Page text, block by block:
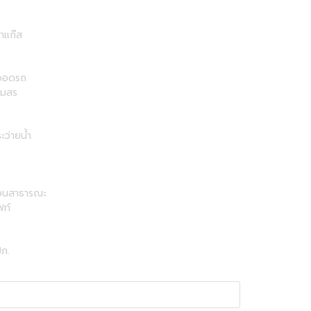
แก๊ส
อดรถ
สร
ว่ายน้ำ
สาธารณะ
ท์
.